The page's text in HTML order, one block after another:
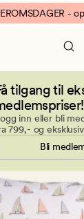
-
tilgang til
inn eller bli
799,- og
Bli
Bomull sengesett